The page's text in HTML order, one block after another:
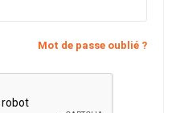
Mot de passe oublié ?